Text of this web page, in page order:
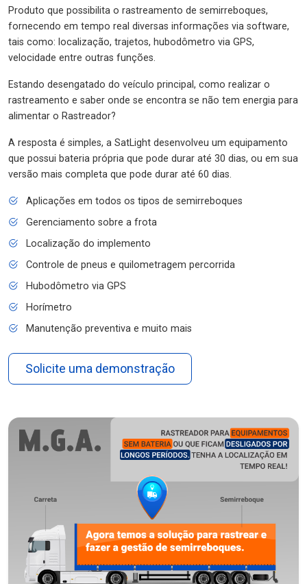
Produto que possibilita o rastreamento de semirreboques,
fornecendo em tempo real diversas informações via software,
tais como: localização, trajetos, hubodômetro via GPS,
velocidade entre outras funções.
Estando desengatado do veículo principal, como realizar o
rastreamento e saber onde se encontra se não tem energia para
alimentar o Rastreador?
A resposta é simples, a SatLight desenvolveu um equipamento
que possui bateria própria que pode durar até 30 dias, ou em sua
versão mais completa que pode durar até 60 dias.
Aplicações em todos os tipos de semirreboques
Gerenciamento sobre a frota
Localização do implemento
Controle de pneus e quilometragem percorrida
Hubodômetro via GPS
Horímetro
Manutenção preventiva e muito mais
Solicite uma demonstração